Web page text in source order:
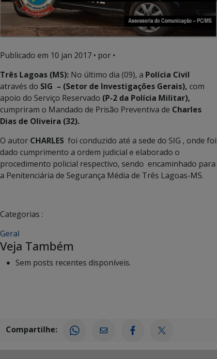
Publicado em 10 jan 2017 • por •
Três Lagoas (MS): No último dia (09), a Polícia Civil
através do SIG – (Setor de Investigações Gerais), com
apoio do Serviço Reservado (P-2 da Polícia Militar),
cumpriram o Mandado de Prisão Preventiva de Charles
Dias de Oliveira (32).
O autor CHARLES foi conduzido até a sede do SIG , onde foi
dado cumprimento a ordem judicial e elaborado o
procedimento policial respectivo, sendo encaminhado para
a Penitenciária de Segurança Média de Três Lagoas-MS.
Categorias :
Geral
Veja Também
Sem posts recentes disponíveis.
Compartilhe: